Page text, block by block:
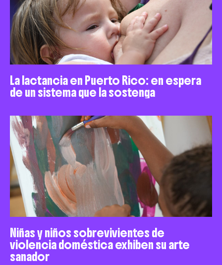
La lactancia en Puerto Rico: en espera
de un sistema que la sostenga
Niñas y niños sobrevivientes de
violencia doméstica exhiben su arte
sanador